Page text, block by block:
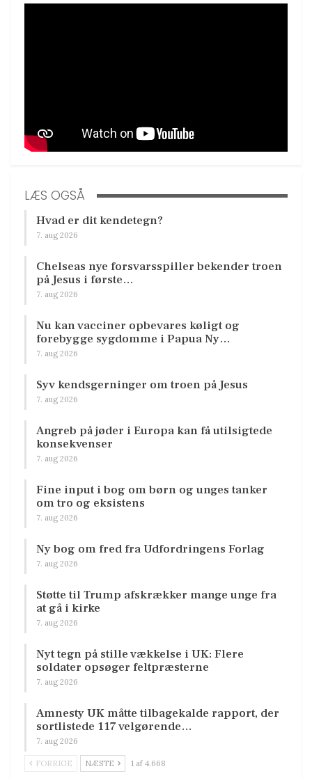
LÆS OGSÅ
Hvad er dit kendetegn?
7. aug 2026
Chelseas nye forsvarsspiller bekender troen
på Jesus i første…
7. aug 2026
Nu kan vacciner opbevares køligt og
forebygge sygdomme i Papua Ny…
7. aug 2026
Syv kendsgerninger om troen på Jesus
7. aug 2026
Angreb på jøder i Europa kan få utilsigtede
konsekvenser
7. aug 2026
Fine input i bog om børn og unges tanker
om tro og eksistens
7. aug 2026
Ny bog om fred fra Udfordringens Forlag
7. aug 2026
Støtte til Trump afskrækker mange unge fra
at gå i kirke
7. aug 2026
Nyt tegn på stille vækkelse i UK: Flere
soldater opsøger feltpræsterne
7. aug 2026
Amnesty UK måtte tilbagekalde rapport, der
sortlistede 117 velgørende…
7. aug 2026
FORRIGE NÆSTE 1 af 4.668